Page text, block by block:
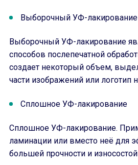
Выборочный УФ-лакирование
Выборочный УФ-лакирование
способов послепечатной
создает некоторый объем,
части изображений или логотип
Сплошное УФ-лакирование
Сплошное УФ-лакирование.
ламинации или вместо неё для
большей прочности и